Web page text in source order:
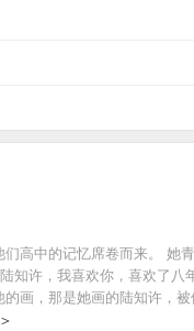
高中的记忆席卷而来。
知许，我喜欢你，喜欢了
画，那是她画的陆知许，